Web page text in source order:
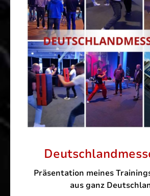
Präsentation meines
aus ganz